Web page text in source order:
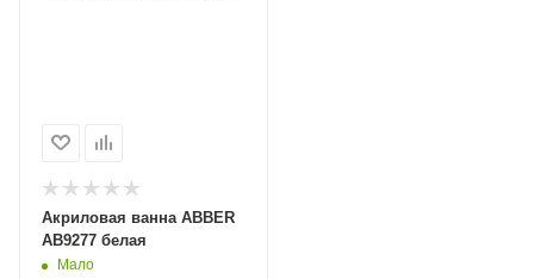
Акриловая ванна ABBER
AB9277 белая
Мало